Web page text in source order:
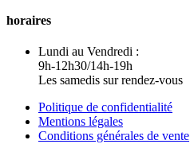
horaires
Lundi au Vendredi :
9h-12h30/14h-19h
Les samedis sur rendez-vous
Politique de confidentialité
Mentions légales
Conditions générales de vente